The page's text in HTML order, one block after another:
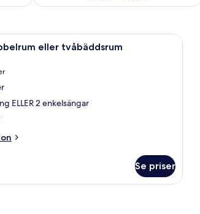
med en telefon och en tavla på väggen.
Ett hotellrum med en stor säng, ett
eller tvåbäddsrum
ELLER 2 enkelsängar
Se priser